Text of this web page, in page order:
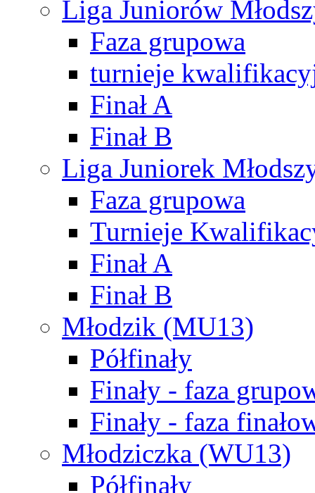
Liga Juniorów
Faza grupowa
turnieje
Finał A
Finał B
Liga Juniorek
Faza grupowa
Turnieje
Finał A
Finał B
Młodzik (MU13)
Półfinały
Finały - faza
Finały - faza
Młodziczka (WU13)
Półfinały